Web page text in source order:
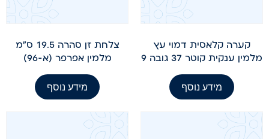
קערה קלאסית דמוי עץ
מלמין ענקית קוטר 37 גובה 9
מידע נוסף
צלחת זן סהרה 19.5 ס"מ
מלמין אפרפר (א-96)
מידע נוסף